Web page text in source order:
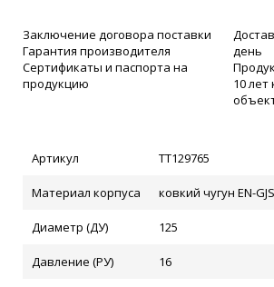
Заключение договора поставки
Гарантия производителя
Сертификаты и паспорта на
продукцию
день
10
Артикул ТТ129765
Материал корпуса ковкий чугун EN-
Диаметр (ДУ) 125
Давление (РУ) 16